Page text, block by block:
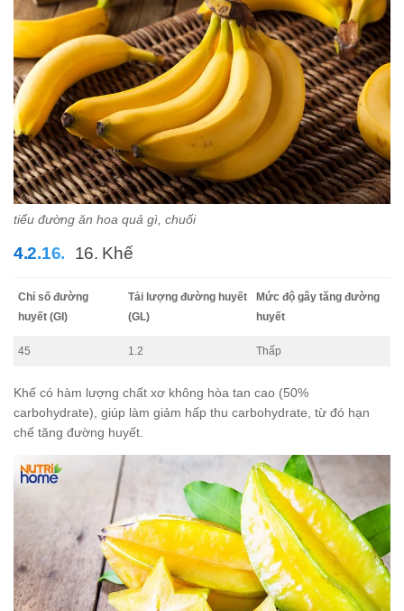
tiểu đường ăn hoa quả gì, chuối
16. Khế
Chỉ số đường
huyết (GI)
Tải lượng đường huyết
(GL)
Mức độ gây tăng đường
huyết
45 1.2 Thấp
Khế có hàm lượng chất xơ không hòa tan cao (50%
carbohydrate), giúp làm giảm hấp thu carbohydrate, từ đó hạn
chế tăng đường huyết.